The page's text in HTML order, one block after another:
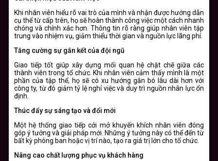
Khi nhân viên hiểu rõ vai trò của mình và nhận được hướng dẫn
cụ thể từ cấp trên, họ sẽ hoàn thành công việc một cách nhanh
chóng và chính xác hơn. Thông tin rõ ràng giúp nhân viên tập
trung vào nhiệm vụ, giảm thiểu thời gian và nguồn lực lãng phí.
Tăng cường sự gắn kết của đội ngũ
Giao tiếp tốt giúp xây dựng mối quan hệ chặt chẽ giữa các
thành viên trong tổ chức. Khi nhân viên cảm thấy mình là một
phần của tập thể, họ sẽ có xu hướng gắn bó lâu dài hơn với
công ty, từ đó giảm tỷ lệ nghỉ việc và duy trì nguồn nhân lực ổn
định.
Thúc đẩy sự sáng tạo và đổi mới
Một hệ thống giao tiếp cởi mở khuyến khích nhân viên đóng
góp ý tưởng và giải pháp mới. Những ý tưởng này có thể đến từ
bất kỳ phòng ban hoặc vị trí nào, tạo ra giá trị lớn cho tổ chức.
Nâng cao chất lượng phục vụ khách hàng